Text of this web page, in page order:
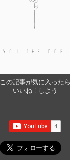
この記事が気に入ったら
いいね！しよう